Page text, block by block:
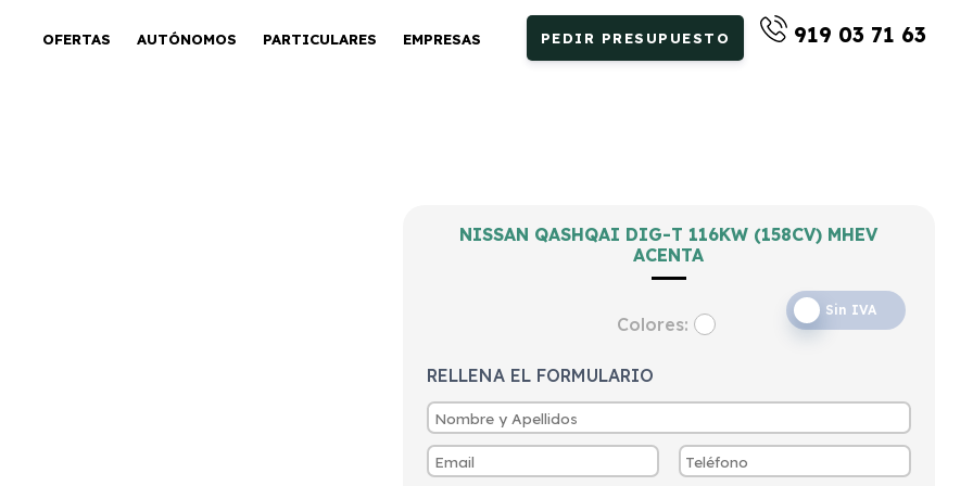
OFERTAS AUTÓNOMOS PARTICULARES EMPRESAS PEDIR PRESUPUESTO 919 03 71 63
NISSAN QASHQAI DIG-T 116KW (158CV) MHEV
ACENTA
Sin IVA
Colores:
RELLENA EL FORMULARIO